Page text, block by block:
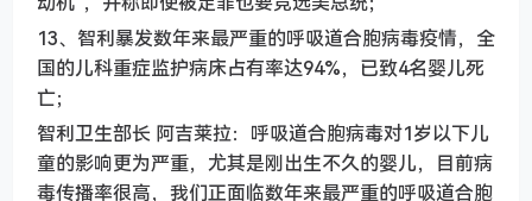
13、智利暴发数年来最严重的呼吸道合胞病毒疫情，全
国的儿科重症监护病床占有率达94%，已致4名婴儿死
亡；
智利卫生部长 阿吉莱拉：呼吸道合胞病毒对1岁以下儿
童的影响更为严重，尤其是刚出生不久的婴儿，目前病
毒传播率很高，我们正面临数年来最严重的呼吸道合胞